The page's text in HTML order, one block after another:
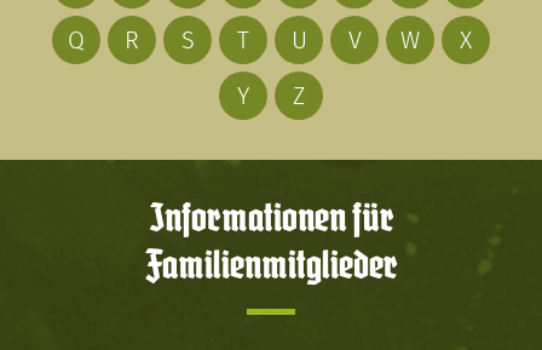
Q
R S T U V W
X
Y
Z
Informationen für
Familienmitglieder